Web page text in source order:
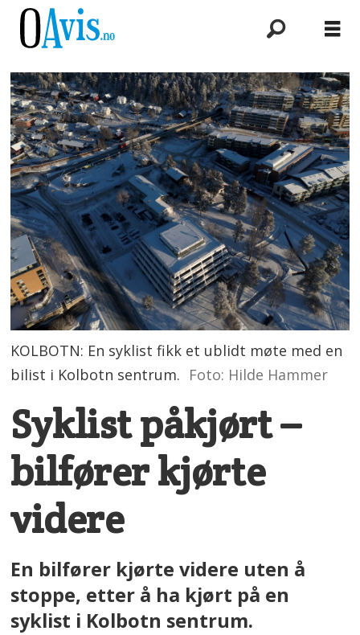
KOLBOTN: En syklist fikk et ublidt møte med en
bilist i Kolbotn sentrum. Foto: Hilde Hammer
Syklist påkjørt –
bilfører kjørte
videre
En bilfører kjørte videre uten å
stoppe, etter å ha kjørt på en
syklist i Kolbotn sentrum.